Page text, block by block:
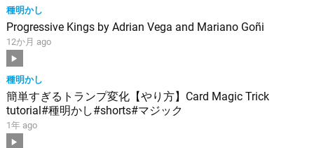
種明かし
Progressive Kings by Adrian Vega and Mariano Goñi
12か月 ago
種明かし
簡単すぎるトランプ変化【やり方】Card Magic Trick
tutorial#種明かし#shorts#マジック
1年 ago